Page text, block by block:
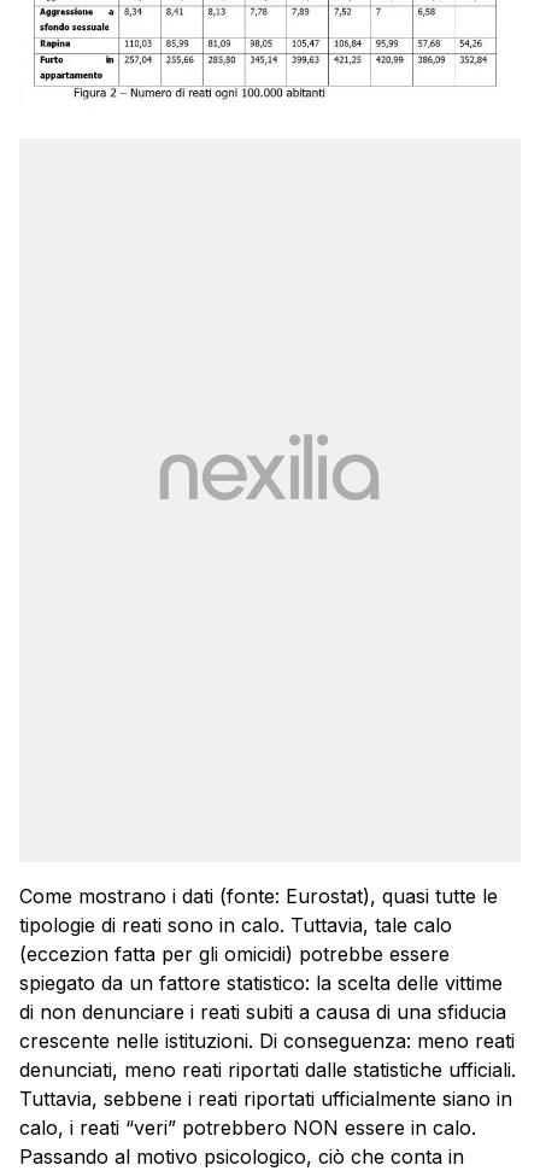
Come mostrano i dati (fonte: Eurostat), quasi tutte le
tipologie di reati sono in calo. Tuttavia, tale calo
(eccezion fatta per gli omicidi) potrebbe essere
spiegato da un fattore statistico: la scelta delle vittime
di non denunciare i reati subiti a causa di una sfiducia
crescente nelle istituzioni. Di conseguenza: meno reati
denunciati, meno reati riportati dalle statistiche ufficiali.
Tuttavia, sebbene i reati riportati ufficialmente siano in
calo, i reati “veri” potrebbero NON essere in calo.
Passando al motivo psicologico, ciò che conta in